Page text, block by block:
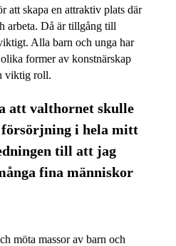
att skapa en attraktiv plats där
arbeta. Då är tillgång till
Alla barn och unga har
former av konstnärskap
viktig roll.
att valthornet skulle
i hela mitt
till att jag
fina människor
möta massor av barn och